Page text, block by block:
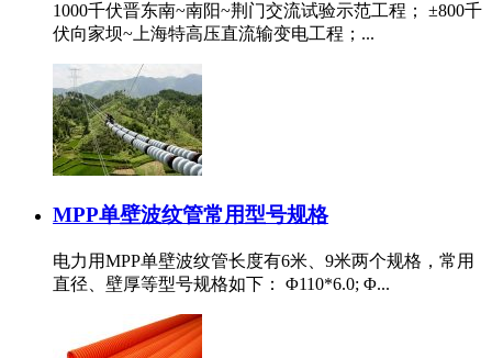
1000千伏晋东南~南阳~荆门交流试验示范工程； ±800千
伏向家坝~上海特高压直流输变电工程；...
MPP单壁波纹管常用型号规格
电力用MPP单壁波纹管长度有6米、9米两个规格，常用
直径、壁厚等型号规格如下： Φ110*6.0; Φ...